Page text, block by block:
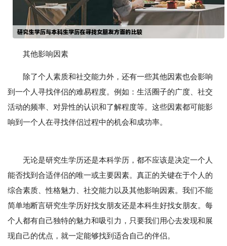
其他影响因素
除了个人素质和社交能力外，还有一些其他因素也会影响
到一个人寻找伴侣的难易程度。例如：生活圈子的广度、社交
活动的频率、对异性的认识和了解程度等。这些因素都可能影
响到一个人在寻找伴侣过程中的机会和成功率。
无论是研究生学历还是本科学历，都不应该是决定一个人
能否找到合适伴侣的唯一或主要因素。真正的关键在于个人的
综合素质、性格魅力、社交能力以及其他影响因素。我们不能
简单地断言研究生学历好找女朋友还是本科生好找女朋友。每
个人都有自己独特的魅力和吸引力，只要我们用心去发现和展
现自己的优点，就一定能够找到适合自己的伴侣。